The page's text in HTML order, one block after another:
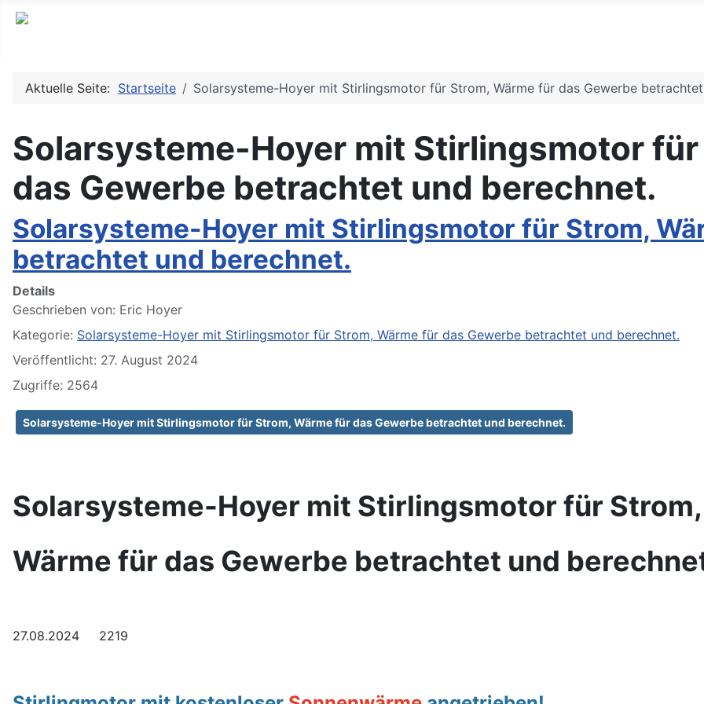
Aktuelle Seite: Startseite Solarsysteme-Hoyer mit Stirlingsmotor für Strom, Wärme für das Gewerbe
Solarsysteme-Hoyer mit Stirlingsmotor
das Gewerbe betrachtet und berechnet.
Solarsysteme-Hoyer mit Stirlingsmotor für Strom,
betrachtet und berechnet.
Details
Geschrieben von: Eric Hoyer
Kategorie: Solarsysteme-Hoyer mit Stirlingsmotor für Strom, Wärme für das Gewerbe betrachtet und berechnet.
Veröffentlicht: 27. August 2024
Zugriffe: 2564
Solarsysteme-Hoyer mit Stirlingsmotor für Strom, Wärme für das Gewerbe betrachtet und berechnet.
Solarsysteme-Hoyer mit Stirlingsmotor für Strom,
Wärme für das Gewerbe betrachtet und
27.08.2024 2219